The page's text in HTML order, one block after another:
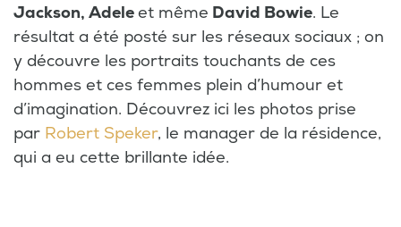
Jackson, Adeleet même David Bowie. Le
résultat a été posté sur les réseaux sociaux ; on
y découvre les portraits touchants de ces
hommes et ces femmes plein d’humour et
d’imagination. Découvrez ici les photos prise
par Robert Speker, le manager de la résidence,
qui a eu cette brillante idée.